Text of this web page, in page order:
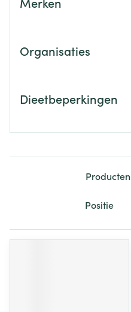
Organisaties
Dieetbeperkingen
Producten
Sorteer op: